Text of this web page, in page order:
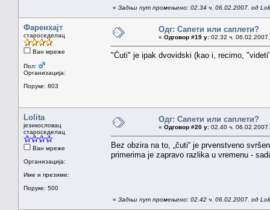
« Задњи пут промењено: 02.34 ч. 06.02.2007. од
Фаренхајт
староседелац
Ван мреже
Пол:
Организација:
Поруке: 803
Одг: Сапети или саплети?
« Одговор #19 у: 02.32 ч.
"Čuti" je ipak dvovidski (kao i, recimo,
Lolita
језикословац
староседелац
Ван мреже
Организација:
Име и презиме:
Поруке: 500
Одг: Сапети или саплети?
« Одговор #20 у: 02.40 ч.
Bez obzira na to, „čuti“ je prvenstveno
primerima je zapravo razlika u vremenu -
« Задњи пут промењено: 02.42 ч. 06.02.2007. од